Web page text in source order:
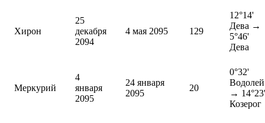
Хирон
25
декабря
2094
4 мая 2095 129
12°14'
Дева →
5°46'
Дева
Меркурий
4
января
2095
24 января
2095
20
0°32'
Водолей
→ 14°23'
Козерог